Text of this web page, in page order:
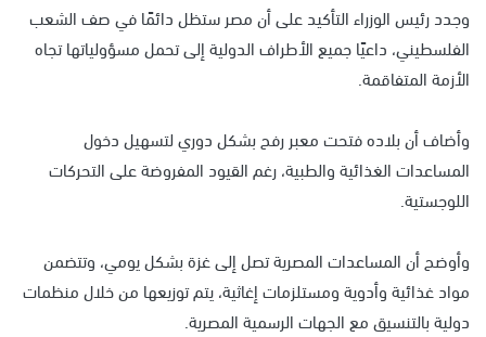
وجدد رئيس الوزراء التأكيد على أن مصر ستظل دائمًا في صف الشعب
الفلسطيني، داعيًا جميع الأطراف الدولية إلى تحمل مسؤولياتها تجاه
الأزمة المتفاقمة.
وأضاف أن بلاده فتحت معبر رفح بشكل دوري لتسهيل دخول
المساعدات الغذائية والطبية، رغم القيود المفروضة على التحركات
اللوجستية.
وأوضح أن المساعدات المصرية تصل إلى غزة بشكل يومي، وتتضمن
مواد غذائية وأدوية ومستلزمات إغاثية، يتم توزيعها من خلال منظمات
دولية بالتنسيق مع الجهات الرسمية المصرية.